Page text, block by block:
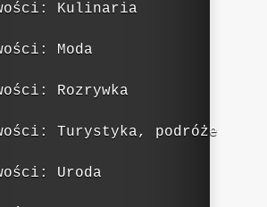
Kulinaria
Moda
Rozrywka
Turystyka, podróże
Uroda